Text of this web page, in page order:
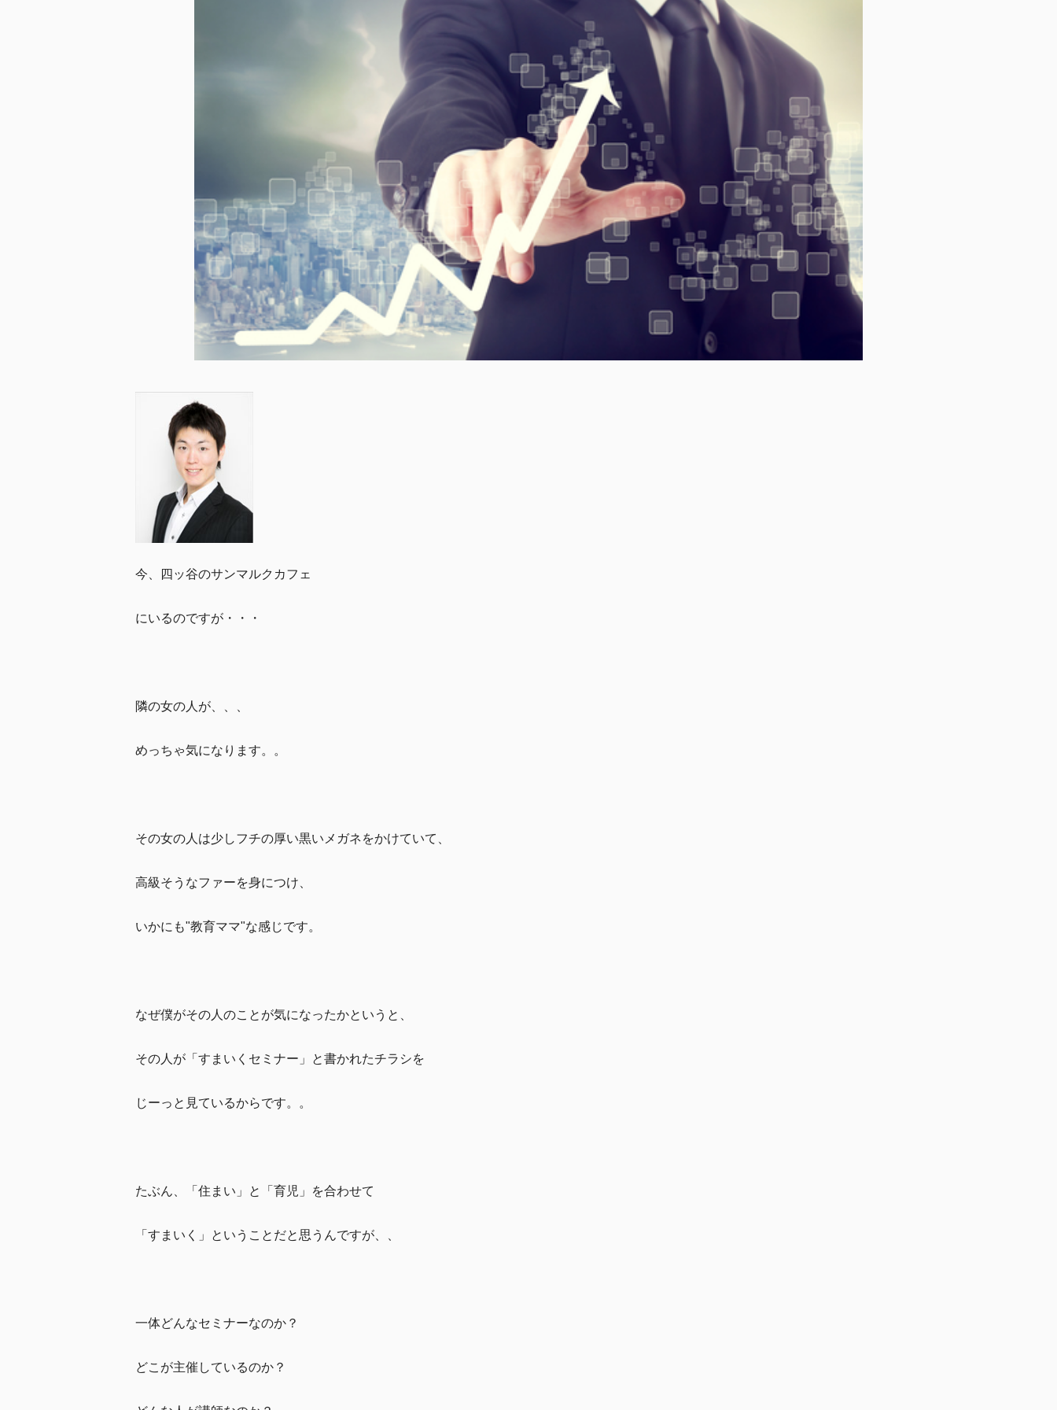
今、四ッ谷のサンマルクカフェ
にいるのですが・・・
隣の女の人が、、、
めっちゃ気になります。。
その女の人は少しフチの厚い黒いメガネをかけていて、
高級そうなファーを身につけ、
いかにも"教育ママ"な感じです。
なぜ僕がその人のことが気になったかというと、
その人が「すまいくセミナー」と書かれたチラシを
じーっと見ているからです。。
たぶん、「住まい」と「育児」を合わせて
「すまいく」ということだと思うんですが、、
一体どんなセミナーなのか？
どこが主催しているのか？